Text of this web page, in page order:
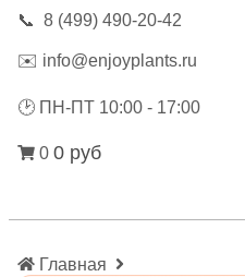
📞 8 (499) 490-20-42
✉️ info@enjoyplants.ru
🕑 ПН-ПТ 10:00 - 17:00
0 0 руб
Главная